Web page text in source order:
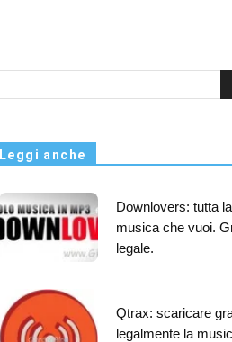
Leggi anche
Downlovers: tutta la
musica che vuoi.
legale.
Qtrax: scaricare
legalmente la